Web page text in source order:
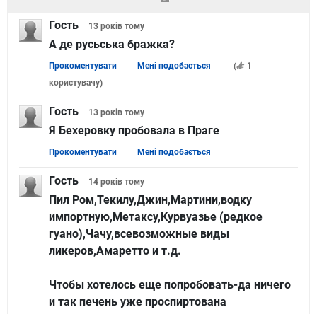
Гость 13 років тому
А де русьська бражка?
Прокоментувати Мені подобається (
1
користувачу)
Гость 13 років тому
Я Бехеровку пробовала в Праге
Прокоментувати Мені подобається
Гость 14 років тому
Пил Ром,Текилу,Джин,Мартини,водку
импортную,Метаксу,Курвуазье (редкое
гуано),Чачу,всевозможные виды
ликеров,Амаретто и т.д.
Чтобы хотелось еще попробовать-да ничего
и так печень уже проспиртована